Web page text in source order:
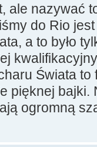
ale nazywać
do Rio
a to było
Świata
pięknej bajki.
ogromną